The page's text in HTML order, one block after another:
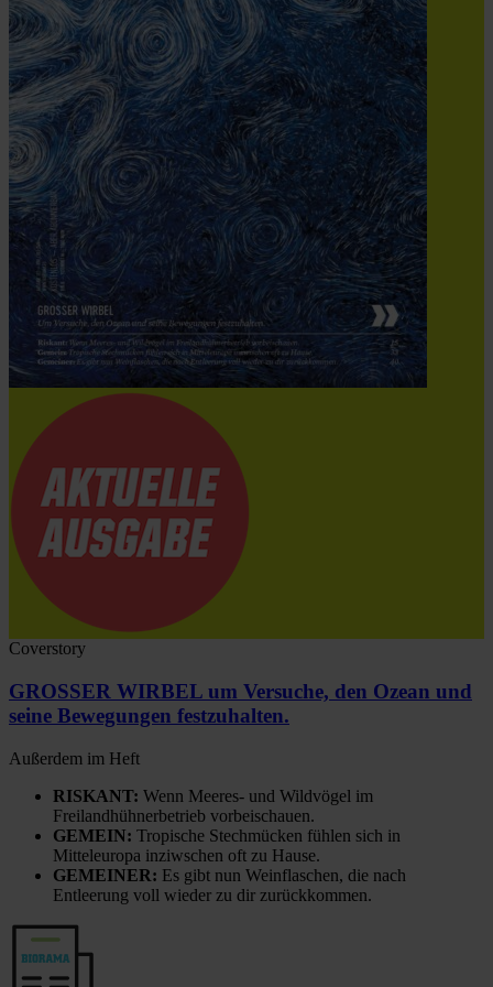
Coverstory
GROSSER WIRBEL um Versuche, den Ozean und
seine Bewegungen festzuhalten.
Außerdem im Heft
RISKANT: Wenn Meeres- und Wildvögel im
Freilandhühnerbetrieb vorbeischauen.
GEMEIN: Tropische Stechmücken fühlen sich in
Mitteleuropa inziwschen oft zu Hause.
GEMEINER: Es gibt nun Weinflaschen, die nach
Entleerung voll wieder zu dir zurückkommen.